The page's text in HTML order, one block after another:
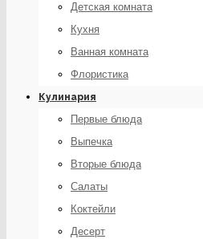
Детская комната
Кухня
Ванная комната
Флористика
Кулинария
Первые блюда
Выпечка
Вторые блюда
Салаты
Коктейли
Десерт